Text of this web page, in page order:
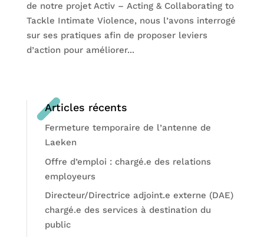
de notre projet Activ – Acting & Collaborating to
Tackle Intimate Violence, nous l’avons interrogé
sur ses pratiques afin de proposer leviers
d’action pour améliorer...
Articles récents
Fermeture temporaire de l’antenne de
Laeken
Offre d’emploi : chargé.e des relations
employeurs
Directeur/Directrice adjoint.e externe (DAE)
chargé.e des services à destination du
public